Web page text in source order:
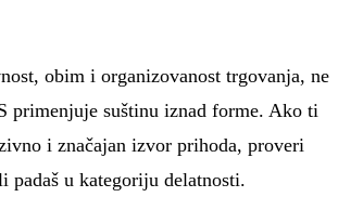
obim i organizovanost trgovanja, ne
primenjuje suštinu iznad forme. Ako ti
i značajan izvor prihoda, proveri
padaš u kategoriju delatnosti.